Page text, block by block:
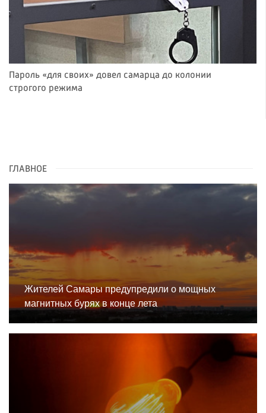
Пароль «для своих» довел самарца до колонии
строгого режима
ГЛАВНОЕ
Жителей Самары предупредили о мощных
магнитных бурях в конце лета